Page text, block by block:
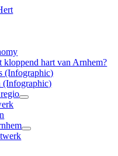
kloppend hart van Arnhem?
(Infographic)
(Infographic)